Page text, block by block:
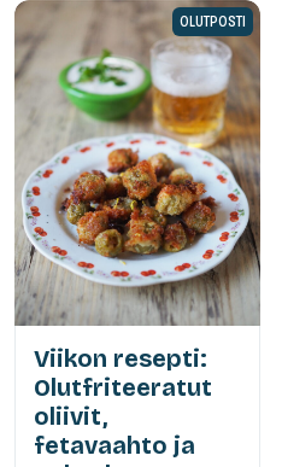
OLUTPOSTI
Viikon resepti:
Olutfriteeratut
oliivit,
fetavaahto ja